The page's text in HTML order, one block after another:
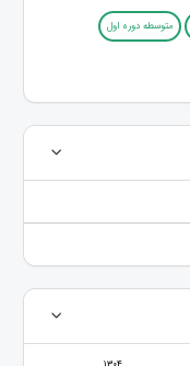
متوسطه دوره اول